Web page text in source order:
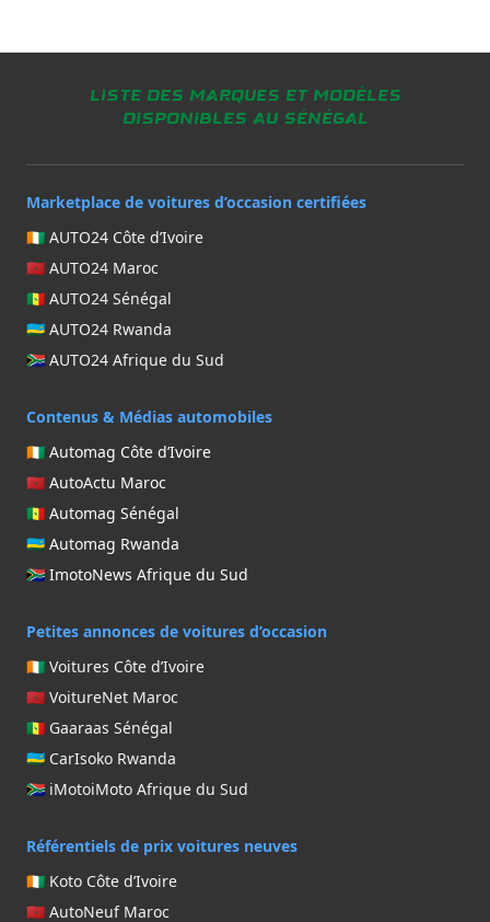
Liste des marques et modèles
disponibles au Sénégal
Marketplace de voitures d’occasion certifiées
🇨🇮 AUTO24 Côte d’Ivoire
🇲🇦 AUTO24 Maroc
🇸🇳 AUTO24 Sénégal
🇷🇼 AUTO24 Rwanda
🇿🇦 AUTO24 Afrique du Sud
Contenus & Médias automobiles
🇨🇮 Automag Côte d’Ivoire
🇲🇦 AutoActu Maroc
🇸🇳 Automag Sénégal
🇷🇼 Automag Rwanda
🇿🇦 ImotoNews Afrique du Sud
Petites annonces de voitures d’occasion
🇨🇮 Voitures Côte d’Ivoire
🇲🇦 VoitureNet Maroc
🇸🇳 Gaaraas Sénégal
🇷🇼 CarIsoko Rwanda
🇿🇦 iMotoiMoto Afrique du Sud
Référentiels de prix voitures neuves
🇨🇮 Koto Côte d’Ivoire
🇲🇦 AutoNeuf Maroc